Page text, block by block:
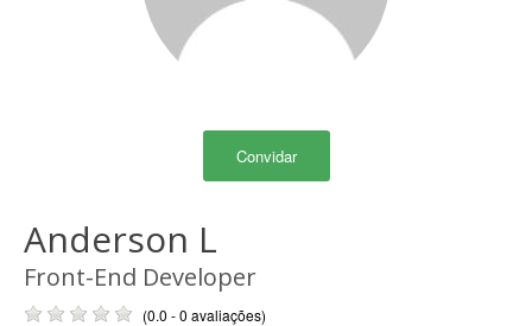
Convidar
Anderson L
Front-End Developer
(0.0 - 0 avaliações)